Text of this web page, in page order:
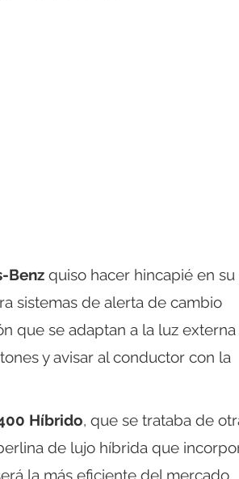
Benz quiso hacer hincapié en su
sistemas de alerta de cambio
que se adaptan a la luz externa
y avisar al conductor con la
Híbrido, que se trataba de
de lujo híbrida que
la más eficiente del mercado.